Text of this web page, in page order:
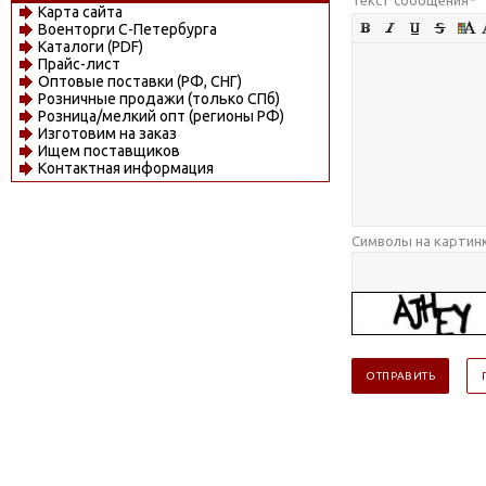
Карта сайта
Военторги С-Петербурга
Каталоги (PDF)
Прайс-лист
Оптовые поставки (РФ, СНГ)
Розничные продажи (только СПб)
Розница/мелкий опт (регионы РФ)
Изготовим на заказ
Ищем поставщиков
Контактная информация
Символы на